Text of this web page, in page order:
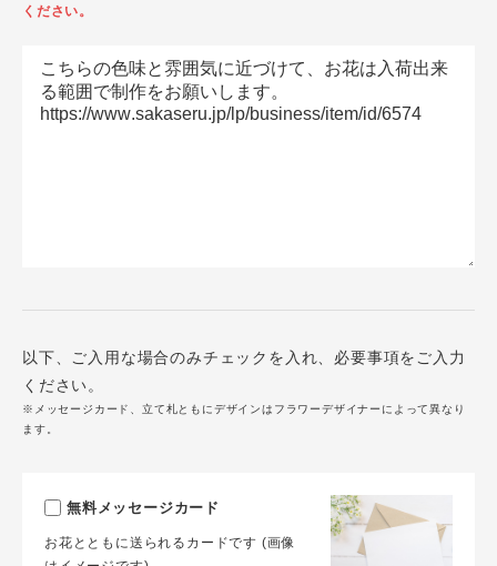
ください。
以下、ご入用な場合のみチェックを入れ、必要事項をご入力
ください。
※メッセージカード、立て札ともにデザインはフラワーデザイナーによって異なり
ます。
無料メッセージカード
お花とともに送られるカードです (画像